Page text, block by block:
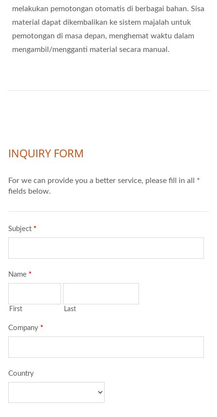
melakukan pemotongan otomatis di berbagai bahan. Sisa
material dapat dikembalikan ke sistem majalah untuk
pemotongan di masa depan, menghemat waktu dalam
mengambil/mengganti material secara manual.